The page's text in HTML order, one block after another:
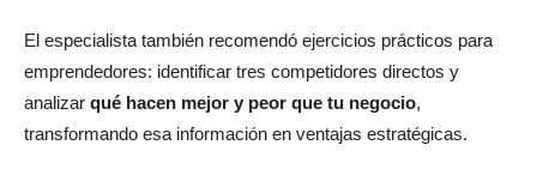
El especialista también recomendó ejercicios prácticos para
emprendedores: identificar tres competidores directos y
analizar qué hacen mejor y peor que tu negocio,
transformando esa información en ventajas estratégicas.